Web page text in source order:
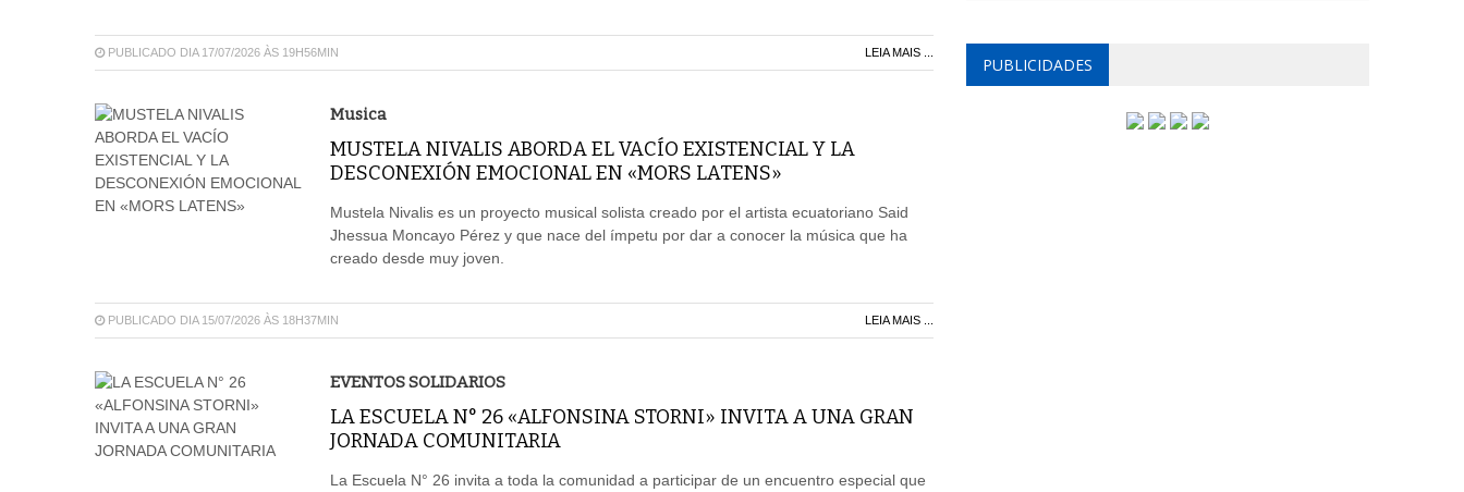
PUBLICADO DIA 17/07/2026 ÀS 19H56MIN LEIA MAIS ...
Musica
MUSTELA NIVALIS ABORDA EL VACÍO EXISTENCIAL Y LA
DESCONEXIÓN EMOCIONAL EN «MORS LATENS»
Mustela Nivalis es un proyecto musical solista creado por el artista ecuatoriano Said
Jhessua Moncayo Pérez y que nace del ímpetu por dar a conocer la música que ha
creado desde muy joven.
PUBLICADO DIA 15/07/2026 ÀS 18H37MIN LEIA MAIS ...
EVENTOS SOLIDARIOS
LA ESCUELA N° 26 «ALFONSINA STORNI» INVITA A UNA GRAN
JORNADA COMUNITARIA
La Escuela N° 26 invita a toda la comunidad a participar de un encuentro especial que
PUBLICIDADES